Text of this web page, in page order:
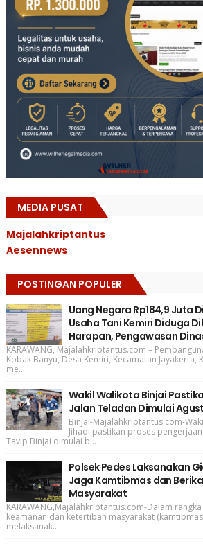
MEDIA PUSAT
Majalahkriptantus
Aesennews
POSTINGAN POPULER
Uang Negara Rp184,9 Juta
Usaha Tani Kemiri Diduga
Harapan, Pengawasan
KARAWANG, Majalahkriptantus.com –
Kobak Banyu, Desa Kemiri, Kecamatan Jayakerta,
me...
Wakil Walikota Binjai
Jalan Teladan Dimulai
Binjai-Majalahkriptantus.com-
Jihadi pastikan proses
Tavip Binjai dimulai b...
Polsek Pedes Laksanakan
Jaga Kamtibmas dan
Masyarakat
KARAWANG,Majalahkriptantus.com-Dalam
keamanan dan ketertiban masyarakat
melaksanak...